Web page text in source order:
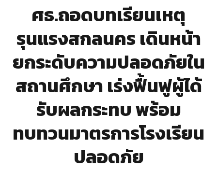
ศธ.ถอดบทเรียนเหตุ
รุนแรงสกลนคร เดินหน้า
ยกระดับความปลอดภัยใน
สถานศึกษา เร่งฟื้นฟูผู้ได้
รับผลกระทบ พร้อม
ทบทวนมาตรการโรงเรียน
ปลอดภัย